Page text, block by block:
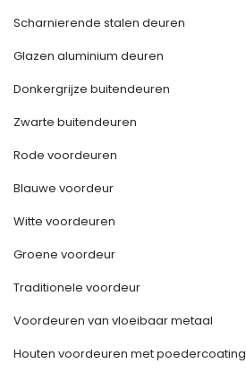
Scharnierende stalen deuren
Glazen aluminium deuren
Donkergrijze buitendeuren
Zwarte buitendeuren
Rode voordeuren
Blauwe voordeur
Witte voordeuren
Groene voordeur
Traditionele voordeur
Voordeuren van vloeibaar metaal
Houten voordeuren met poedercoating